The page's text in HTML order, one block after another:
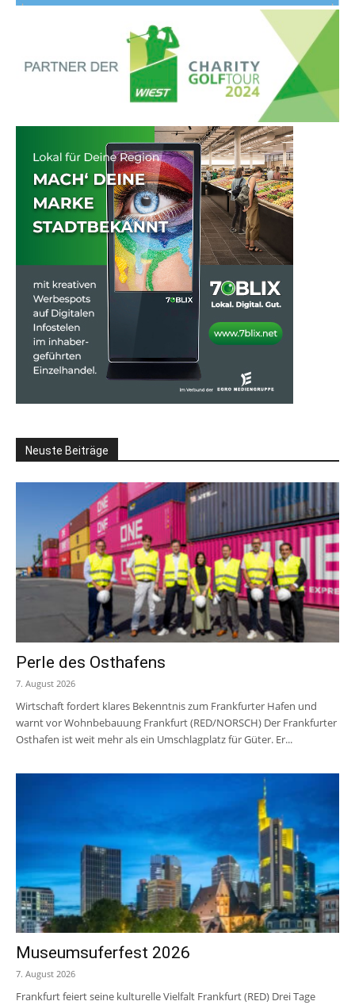
Neuste Beiträge
Perle des Osthafens
7. August 2026
Wirtschaft fordert klares Bekenntnis zum Frankfurter Hafen und
warnt vor Wohnbebauung Frankfurt (RED/NORSCH) Der Frankfurter
Osthafen ist weit mehr als ein Umschlagplatz für Güter. Er...
Museumsuferfest 2026
7. August 2026
Frankfurt feiert seine kulturelle Vielfalt Frankfurt (RED) Drei Tage